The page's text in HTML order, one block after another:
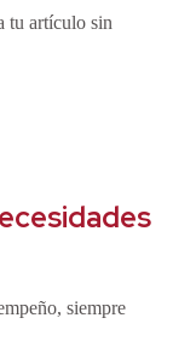
tu artículo sin
siempre